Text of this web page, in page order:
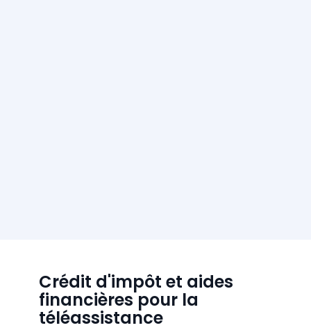
Crédit d'impôt et aides
financières pour la
téléassistance